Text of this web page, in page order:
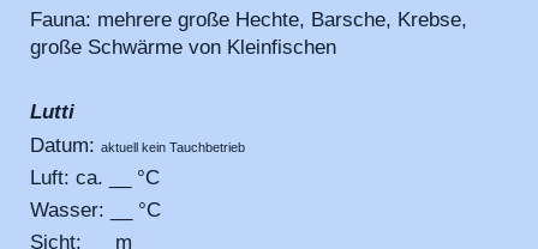
Fauna: mehrere große Hechte, Barsche, Krebse,
große Schwärme von Kleinfischen
Lutti
Datum: aktuell kein Tauchbetrieb
Luft: ca. __ °C
Wasser: __ °C
Sicht: __ m